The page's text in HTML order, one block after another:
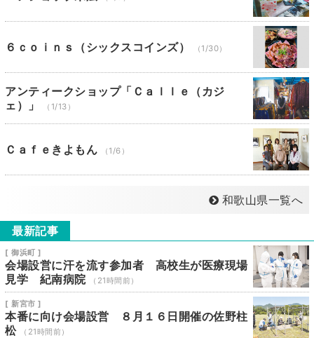
６ｃｏｉｎｓ（シックスコインズ） （1/30）
アンティークショップ「Ｃａｌｌｅ（カジ
ェ）」
（1/13）
Ｃａｆｅきよもん （1/6）
和歌山県一覧へ
最新記事
[ 御浜町 ]
会場設営に汗を流す参加者 高校生が医療現場
見学 紀南病院
（21時間前）
[ 新宮市 ]
本番に向け会場設営 ８月１６日開催の佐野柱
松
（21時間前）